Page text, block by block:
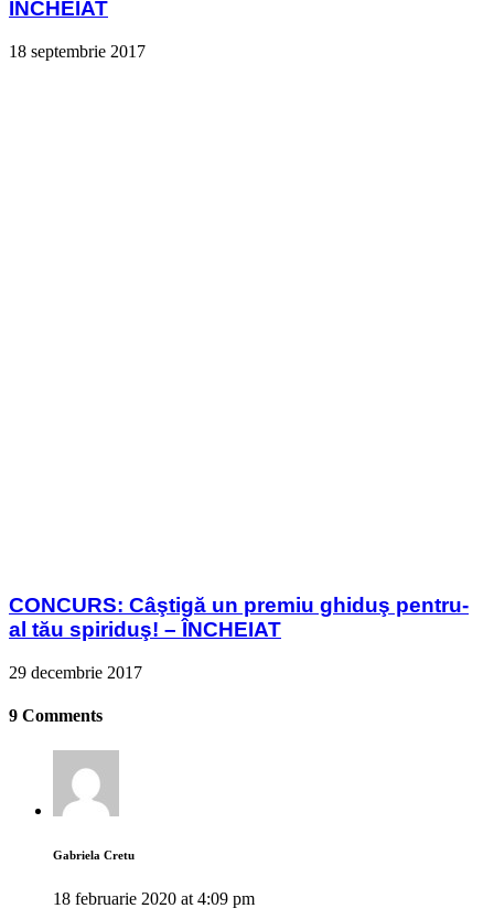
ÎNCHEIAT
18 septembrie 2017
CONCURS: Câştigă un premiu ghiduş pentru-
al tău spiriduş! – ÎNCHEIAT
29 decembrie 2017
9 Comments
Gabriela Cretu
18 februarie 2020 at 4:09 pm